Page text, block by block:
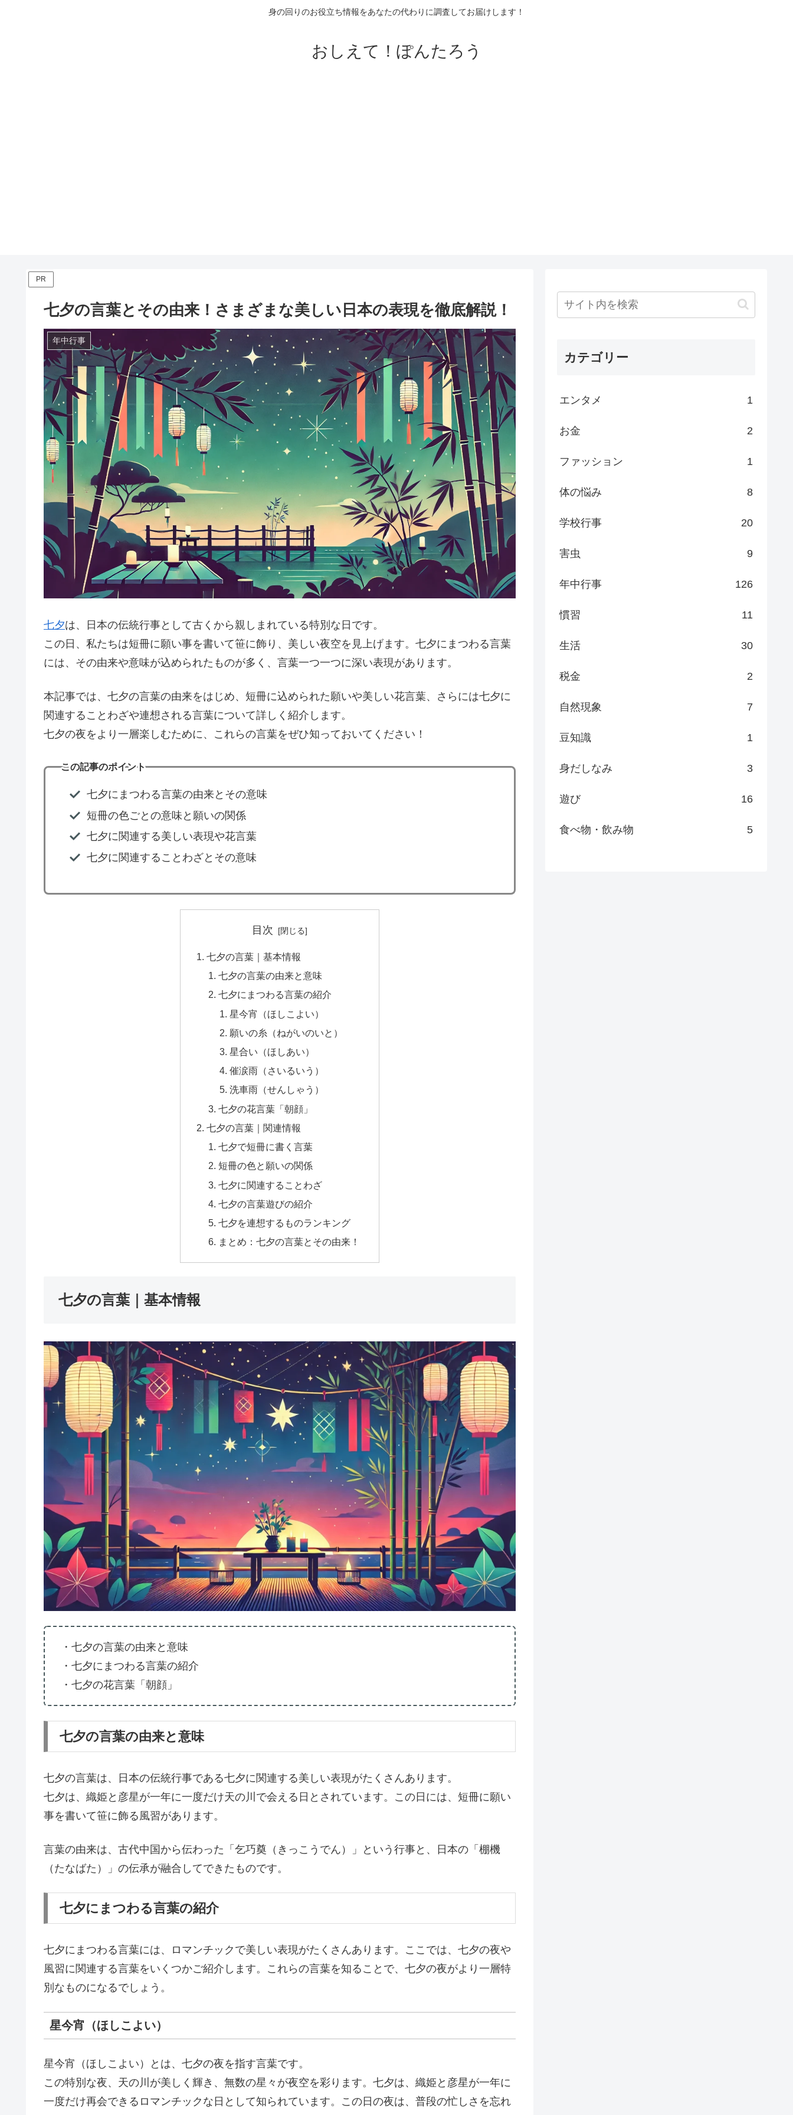
身の回りのお役立ち情報をあなたの代わりに調査してお届けします！
おしえて！ぽんたろう
PR
七夕の言葉とその由来！さまざまな美しい日本の表現を徹底解説！
年中行事
七夕は、日本の伝統行事として古くから親しまれている特別な日です。
この日、私たちは短冊に願い事を書いて笹に飾り、美しい夜空を見上げます。七夕にまつわる言葉
には、その由来や意味が込められたものが多く、言葉一つ一つに深い表現があります。
本記事では、七夕の言葉の由来をはじめ、短冊に込められた願いや美しい花言葉、さらには七夕に
関連することわざや連想される言葉について詳しく紹介します。
七夕の夜をより一層楽しむために、これらの言葉をぜひ知っておいてください！
この記事のポイント
七夕にまつわる言葉の由来とその意味
短冊の色ごとの意味と願いの関係
七夕に関連する美しい表現や花言葉
七夕に関連することわざとその意味
目次
七夕の言葉｜基本情報
七夕の言葉の由来と意味
七夕にまつわる言葉の紹介
星今宵（ほしこよい）
願いの糸（ねがいのいと）
星合い（ほしあい）
催涙雨（さいるいう）
洗車雨（せんしゃう）
七夕の花言葉「朝顔」
七夕の言葉｜関連情報
七夕で短冊に書く言葉
短冊の色と願いの関係
七夕に関連することわざ
七夕の言葉遊びの紹介
七夕を連想するものランキング
まとめ：七夕の言葉とその由来！
七夕の言葉｜基本情報
・七夕の言葉の由来と意味
・七夕にまつわる言葉の紹介
・七夕の花言葉「朝顔」
七夕の言葉の由来と意味
七夕の言葉は、日本の伝統行事である七夕に関連する美しい表現がたくさんあります。
七夕は、織姫と彦星が一年に一度だけ天の川で会える日とされています。この日には、短冊に願い
事を書いて笹に飾る風習があります。
言葉の由来は、古代中国から伝わった「乞巧奠（きっこうでん）」という行事と、日本の「棚機
（たなばた）」の伝承が融合してできたものです。
七夕にまつわる言葉の紹介
七夕にまつわる言葉には、ロマンチックで美しい表現がたくさんあります。ここでは、七夕の夜や
風習に関連する言葉をいくつかご紹介します。これらの言葉を知ることで、七夕の夜がより一層特
別なものになるでしょう。
星今宵（ほしこよい）
星今宵（ほしこよい）とは、七夕の夜を指す言葉です。
この特別な夜、天の川が美しく輝き、無数の星々が夜空を彩ります。七夕は、織姫と彦星が一年に
一度だけ再会できるロマンチックな日として知られています。この日の夜は、普段の忙しさを忘れ
カテゴリー
エンタメ 1
お金 2
ファッション 1
体の悩み 8
学校行事 20
害虫 9
年中行事 126
慣習 11
生活 30
税金 2
自然現象 7
豆知識 1
身だしなみ 3
遊び 16
食べ物・飲み物 5